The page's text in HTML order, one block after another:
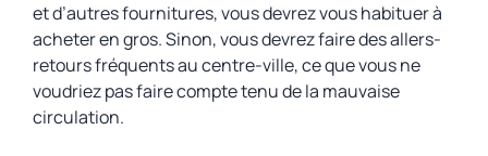
et d’autres fournitures, vous devrez vous habituer à
acheter en gros. Sinon, vous devrez faire des allers-
retours fréquents au centre-ville, ce que vous ne
voudriez pas faire compte tenu de la mauvaise
circulation.